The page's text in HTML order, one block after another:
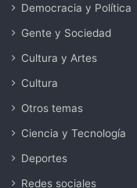
Democracia y Política
Gente y Sociedad
Cultura y Artes
Cultura
Otros temas
Ciencia y Tecnología
Deportes
Redes sociales